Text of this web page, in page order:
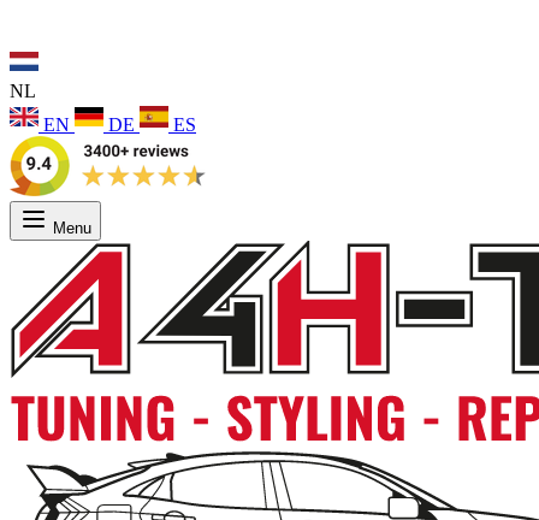
NL
EN
DE ES
Menu